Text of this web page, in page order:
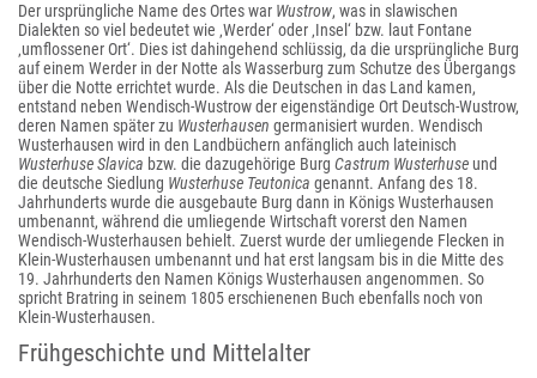
Der ursprüngliche Name des Ortes war Wustrow, was in slawischen
Dialekten so viel bedeutet wie ‚Werder‘ oder ‚Insel‘ bzw. laut Fontane
‚umflossener Ort‘. Dies ist dahingehend schlüssig, da die ursprüngliche Burg
auf einem Werder in der Notte als Wasserburg zum Schutze des Übergangs
über die Notte errichtet wurde. Als die Deutschen in das Land kamen,
entstand neben Wendisch-Wustrow der eigenständige Ort Deutsch-Wustrow,
deren Namen später zu Wusterhausen germanisiert wurden. Wendisch
Wusterhausen wird in den Landbüchern anfänglich auch lateinisch
Wusterhuse Slavica bzw. die dazugehörige Burg Castrum Wusterhuse und
die deutsche Siedlung Wusterhuse Teutonica genannt. Anfang des 18.
Jahrhunderts wurde die ausgebaute Burg dann in Königs Wusterhausen
umbenannt, während die umliegende Wirtschaft vorerst den Namen
Wendisch-Wusterhausen behielt. Zuerst wurde der umliegende Flecken in
Klein-Wusterhausen umbenannt und hat erst langsam bis in die Mitte des
19. Jahrhunderts den Namen Königs Wusterhausen angenommen. So
spricht Bratring in seinem 1805 erschienenen Buch ebenfalls noch von
Klein-Wusterhausen.
Frühgeschichte und Mittelalter